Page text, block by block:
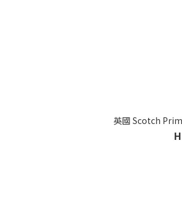
英國 Scotch